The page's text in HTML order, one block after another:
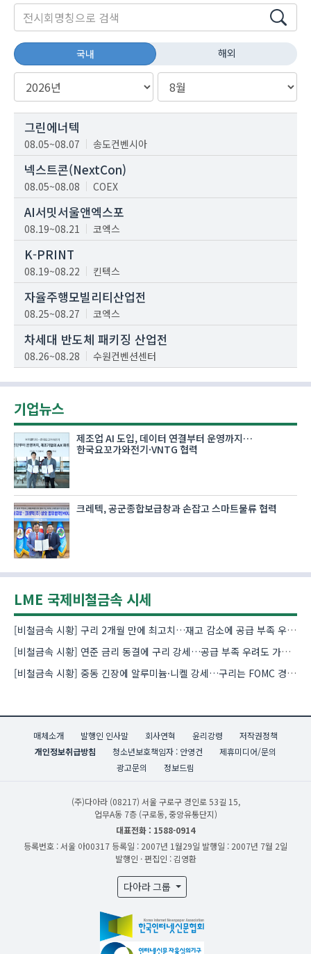
국내 해외
그린에너텍
08.05~08.07 송도컨벤시아
넥스트콘(NextCon)
08.05~08.08 COEX
AI서밋서울앤엑스포
08.19~08.21 코엑스
K-PRINT
08.19~08.22 킨텍스
자율주행모빌리티산업전
08.25~08.27 코엑스
차세대 반도체 패키징 산업전
08.26~08.28 수원컨벤션센터
기업뉴스
제조업 AI 도입, 데이터 연결부터 운영까지…
한국요꼬가와전기·VNTG 협력
크레텍, 공군종합보급창과 손잡고 스마트물류 협력
LME 국제비철금속 시세
[비철금속 시황] 구리 2개월 만에 최고치…재고 감소에 공급 부족 우려 확대
[비철금속 시황] 연준 금리 동결에 구리 강세…공급 부족 우려도 가격 지지
[비철금속 시황] 중동 긴장에 알루미늄·니켈 강세…구리는 FOMC 경계 속 하락
매체소개 발행인 인사말 회사연혁 윤리강령
저작권정책
개인정보취급방침
청소년보호책임자 : 안영건
제휴미디어/문의
광고문의
정보드림
(주)다아라 (08217) 서울 구로구 경인로 53길 15,
업무A동 7층 (구로동, 중앙유통단지)
대표전화 : 1588-0914
등록번호 : 서울 아00317 등록일 : 2007년 1월29일 발행일 : 2007년 7월 2일
발행인 · 편집인 : 김영환
다아라 그룹